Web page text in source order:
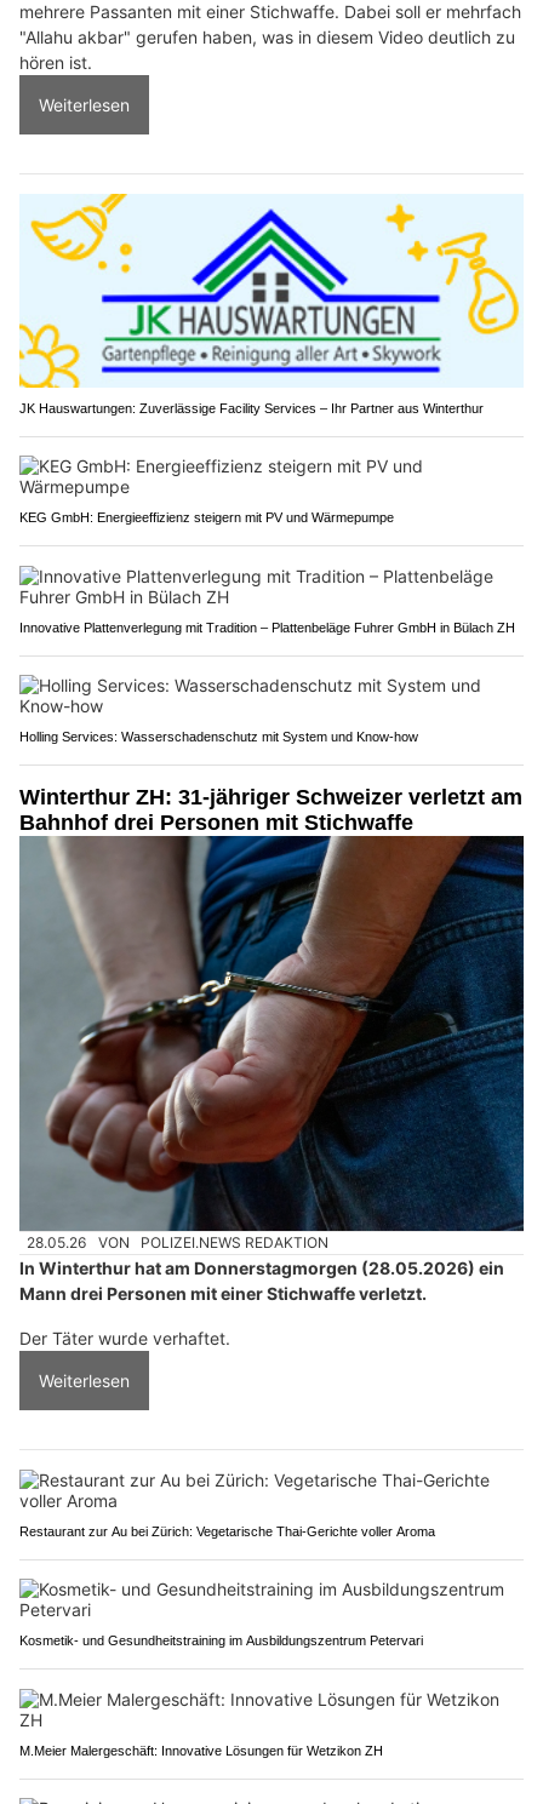
mehrere Passanten mit einer Stichwaffe. Dabei soll er mehrfach
"Allahu akbar" gerufen haben, was in diesem Video deutlich zu
hören ist.
Weiterlesen
JK Hauswartungen: Zuverlässige Facility Services – Ihr Partner aus Winterthur
KEG GmbH: Energieeffizienz steigern mit PV und Wärmepumpe
Innovative Plattenverlegung mit Tradition – Plattenbeläge Fuhrer GmbH in Bülach ZH
Holling Services: Wasserschadenschutz mit System und Know-how
Winterthur ZH: 31-jähriger Schweizer verletzt am
Bahnhof drei Personen mit Stichwaffe
28.05.26 VON POLIZEI.NEWS REDAKTION
In Winterthur hat am Donnerstagmorgen (28.05.2026) ein
Mann drei Personen mit einer Stichwaffe verletzt.
Der Täter wurde verhaftet.
Weiterlesen
Restaurant zur Au bei Zürich: Vegetarische Thai-Gerichte voller Aroma
Kosmetik- und Gesundheitstraining im Ausbildungszentrum Petervari
M.Meier Malergeschäft: Innovative Lösungen für Wetzikon ZH